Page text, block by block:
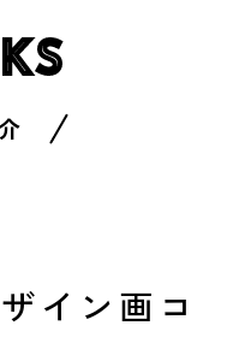
イン画コ